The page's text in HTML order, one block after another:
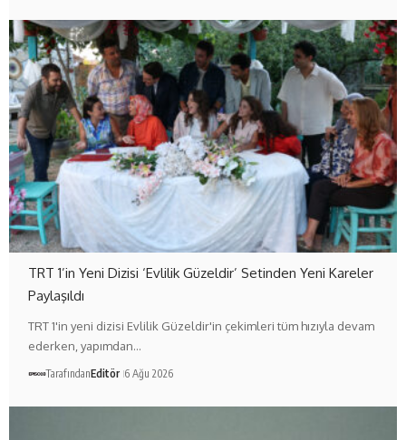
TRT 1’in Yeni Dizisi ‘Evlilik Güzeldir’ Setinden Yeni Kareler
Paylaşıldı
TRT 1'in yeni dizisi Evlilik Güzeldir'in çekimleri tüm hızıyla devam
ederken, yapımdan…
TarafındanEditör 6 Ağu 2026